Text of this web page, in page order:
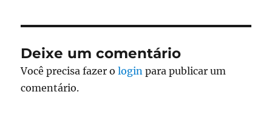
Deixe um comentário
Você precisa fazer ologin para publicar um
comentário.